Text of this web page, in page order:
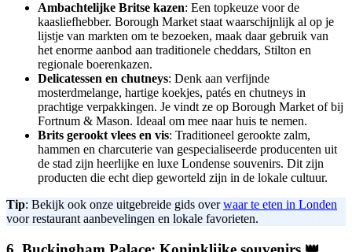
Ambachtelijke Britse kazen: Een topkeuze voor de
kaasliefhebber. Borough Market staat waarschijnlijk al op je
lijstje van markten om te bezoeken, maak daar gebruik van
het enorme aanbod aan traditionele cheddars, Stilton en
regionale boerenkazen.
Delicatessen en chutneys: Denk aan verfijnde
mosterdmelange, hartige koekjes, patés en chutneys in
prachtige verpakkingen. Je vindt ze op Borough Market of bij
Fortnum & Mason. Ideaal om mee naar huis te nemen.
Brits gerookt vlees en vis: Traditioneel gerookte zalm,
hammen en charcuterie van gespecialiseerde producenten uit
de stad zijn heerlijke en luxe Londense souvenirs. Dit zijn
producten die echt diep geworteld zijn in de lokale cultuur.
Tip: Bekijk ook onze uitgebreide gids overwaar te eten in Londen
voor restaurant aanbevelingen en lokale favorieten.